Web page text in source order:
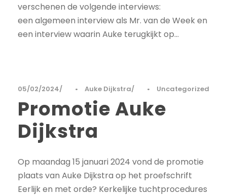
verschenen de volgende interviews:
een algemeen interview als Mr. van de Week en
een interview waarin Auke terugkijkt op...
05/02/2024 • Auke Dijkstra • Uncategorized
Promotie Auke
Dijkstra
Op maandag 15 januari 2024 vond de promotie
plaats van Auke Dijkstra op het proefschrift
Eerlijk en met orde? Kerkelijke tuchtprocedures